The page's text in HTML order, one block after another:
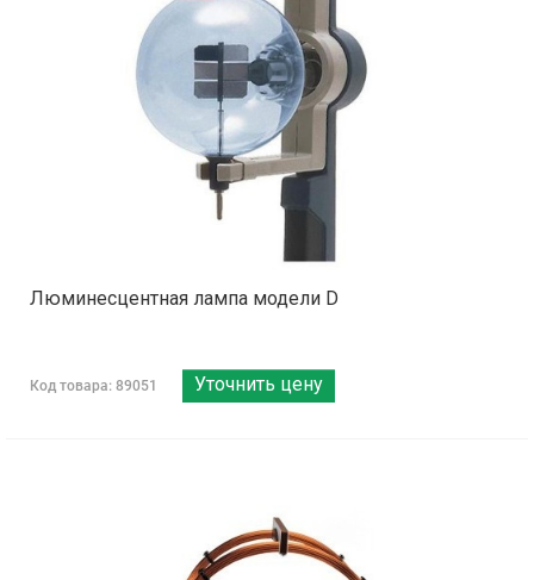
Люминесцентная лампа модели D
Код товара: 89051 Уточнить цену